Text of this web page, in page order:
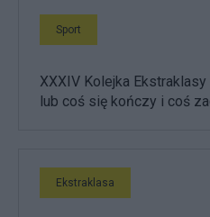
Sport
XXXIV Kolejka
lub coś się kończy i coś
Ekstraklasa